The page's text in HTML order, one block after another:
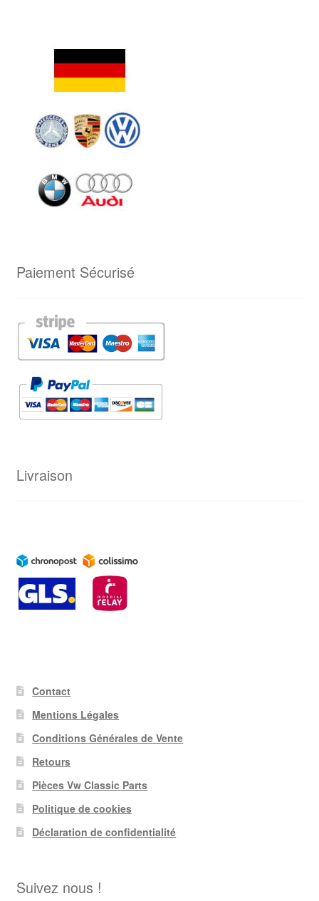
Paiement Sécurisé
Livraison
Contact
Mentions Légales
Conditions Générales de Vente
Retours
Pièces Vw Classic Parts
Politique de cookies
Déclaration de confidentialité
Suivez nous !